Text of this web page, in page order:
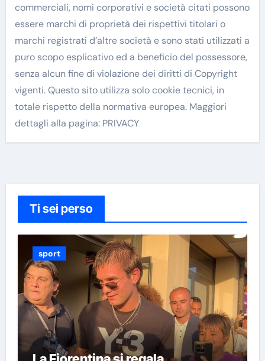
commerciali, nomi corporativi e società citati possono
essere marchi di proprietà dei rispettivi titolari o
marchi registrati d’altre società e sono stati utilizzati a
puro scopo esplicativo ed a beneficio del possessore,
senza alcun fine di violazione dei diritti di Copyright
vigenti. Questo sito utilizza solo cookie tecnici, in
totale rispetto della normativa europea. Maggiori
dettagli alla pagina: PRIVACY
Ti sei perso
sport